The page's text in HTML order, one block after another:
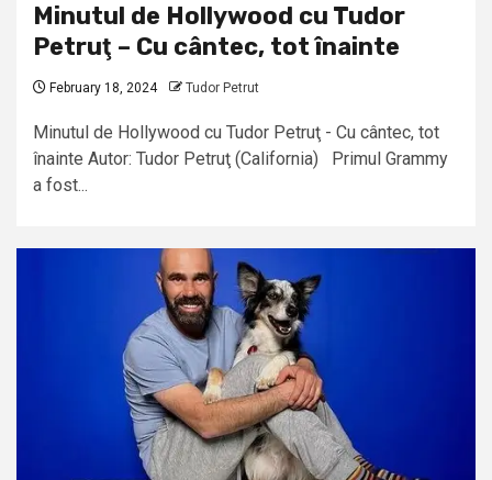
Minutul de Hollywood cu Tudor
Petruţ – Cu cântec, tot înainte
February 18, 2024 Tudor Petrut
Minutul de Hollywood cu Tudor Petruţ - Cu cântec, tot
înainte Autor: Tudor Petruţ (California) Primul Grammy
a fost...